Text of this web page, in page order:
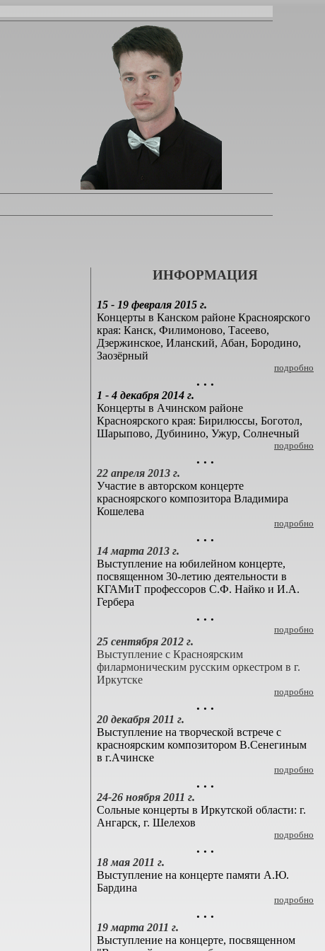
ИНФОРМАЦИЯ
15 - 19 февраля 2015 г.
Концерты в Канском районе Красноярского
края: Канск, Филимоново, Тасеево,
Дзержинское, Иланский, Абан, Бородино,
Заозёрный
подробно
. . .
1 - 4 декабря 2014 г.
Концерты в Ачинском районе
Красноярского края: Бирилюссы, Боготол,
Шарыпово, Дубинино, Ужур, Солнечный
подробно
. . .
22 апреля 2013 г.
Участие в авторском концерте
красноярского композитора Владимира
Кошелева
подробно
. . .
14 марта 2013 г.
Выступление на юбилейном концерте,
посвященном 30-летию деятельности в
КГАМиТ профессоров С.Ф. Найко и И.А.
Гербера
. . .
подробно
25 сентября 2012 г.
Выступление с Красноярским
филармоническим русским оркестром в г.
Иркутске
подробно
. . .
20 декабря 2011 г.
Выступление на творческой встрече с
красноярским композитором В.Сенегиным
в г.Ачинске
подробно
. . .
24-26 ноября 2011 г.
Сольные концерты в Иркутской области: г.
Ангарск, г. Шелехов
подробно
. . .
18 мая 2011 г.
Выступление на концерте памяти А.Ю.
Бардина
подробно
. . .
19 марта 2011 г.
Выступление на концерте, посвященном